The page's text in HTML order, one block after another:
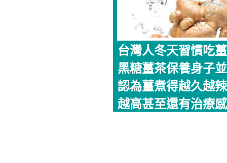
台灣人冬天習慣吃
黑糖薑茶保養身子
認為薑煮得越久越
越高甚至還有治療